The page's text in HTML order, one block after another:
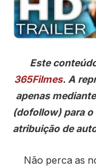
Este
365Filmes. A
apenas
(dofollow) para
atribuição de
Não perca as